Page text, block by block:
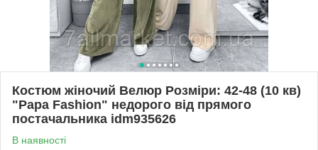
Костюм жіночий Велюр Розміри: 42-48 (10 кв)
"Papa Fashion" недорого від прямого
постачальника idm935626
В наявності